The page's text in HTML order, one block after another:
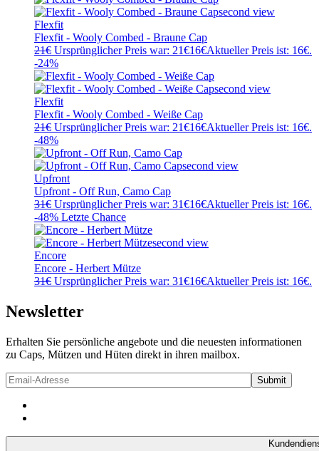
Flexfit
Flexfit - Wooly Combed - Braune Cap
21€ Ursprünglicher Preis war: 21€16€Aktueller Preis ist: 16€.
-24%
Flexfit
Flexfit - Wooly Combed - Weiße Cap
21€ Ursprünglicher Preis war: 21€16€Aktueller Preis ist: 16€.
-48%
Upfront
Upfront - Off Run, Camo Cap
31€ Ursprünglicher Preis war: 31€16€Aktueller Preis ist: 16€.
-48% Letzte Chance
Encore
Encore - Herbert Mütze
31€ Ursprünglicher Preis war: 31€16€Aktueller Preis ist: 16€.
Newsletter
Erhalten Sie persönliche angebote und die neuesten informationen
zu Caps, Mützen und Hüten direkt in ihren mailbox.